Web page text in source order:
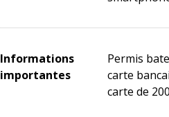
Informations
importantes
Permis
carte
carte de